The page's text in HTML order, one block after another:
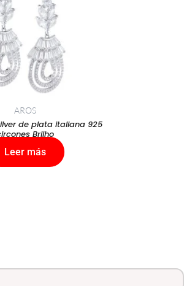
AROS
de plata italiana 925
Brilho
Leer más